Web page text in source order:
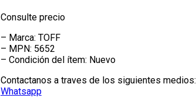
Consulte precio
– Marca: TOFF
– MPN: 5652
– Condición del ítem: Nuevo
Contactanos a traves de los siguientes medios:
Whatsapp